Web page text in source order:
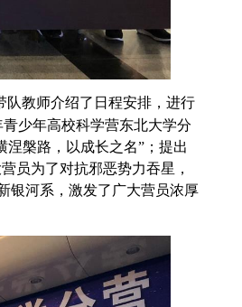
队教师介绍了日程安排，进行
少年高校科学营东北大学分
涅槃路，以成长之名”；提出
员为了对抗邪恶势力吞星，
银河系，激发了广大营员浓厚